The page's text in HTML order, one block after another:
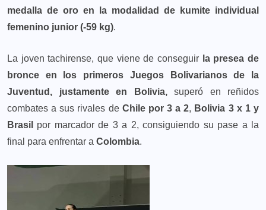
medalla de oro en la modalidad de kumite individual
femenino junior (-59 kg).
La joven tachirense, que viene de conseguir la presea de
bronce en los primeros Juegos Bolivarianos de la
Juventud, justamente en Bolivia,superó en reñidos
combates a sus rivales de Chile por 3 a 2, Bolivia 3 x 1 y
Brasil
por marcador de 3 a 2, consiguiendo su pase a la
final para enfrentar a Colombia.